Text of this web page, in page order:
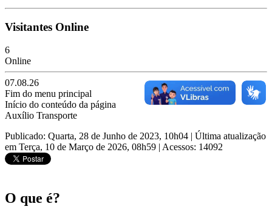
Visitantes Online
6
Online
07.08.26
Fim do menu principal
Início do conteúdo da página
Auxílio Transporte
Publicado: Quarta, 28 de Junho de 2023, 10h04
Última atualização
em Terça, 10 de Março de 2026, 08h59 Acessos: 14092
O que é?